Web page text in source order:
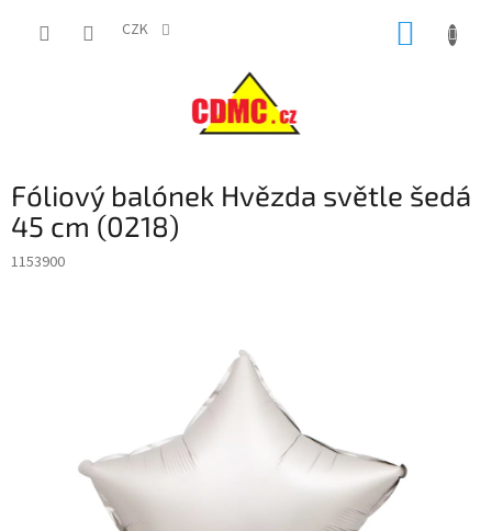
CZK
Fóliový balónek Hvězda světle šedá
45 cm (0218)
1153900